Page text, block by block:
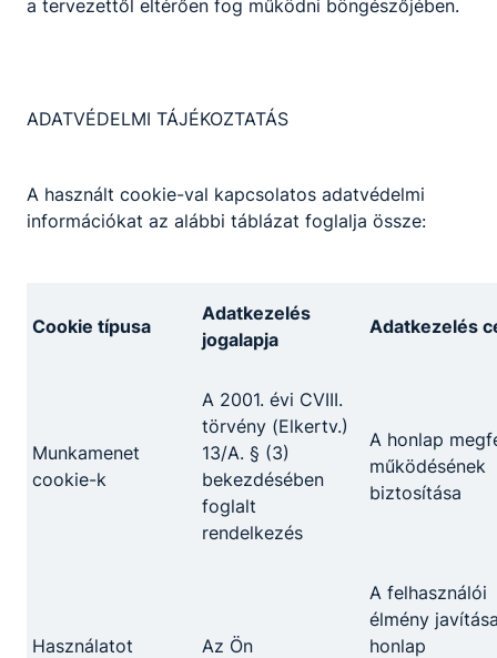
Osztályfőnök:
Testnevelő
Testnevelés
Fizioterápia gyakorlat
Osztályfőnöki
biropp​@gmail.com
Osztályfőnök:
Fogadó óra:
Szakmai oktató
a tervezettől eltérően fog működni böngészőjében.
ADATVÉDELMI TÁJÉKOZTATÁS
A használt cookie-val kapcsolatos adatvédelmi
információkat az alábbi táblázat foglalja össze:
Cookie típusa
Adatkezelés
jogalapja
Adatkezelés
Munkamenet
cookie-k
A 2001. évi CVIII.
törvény (Elkertv.)
13/A. § (3)
bekezdésében
foglalt
rendelkezés
A honlap
működésének
biztosítása
Használatot
Az Ön
A felhasználói
élmény
honlap